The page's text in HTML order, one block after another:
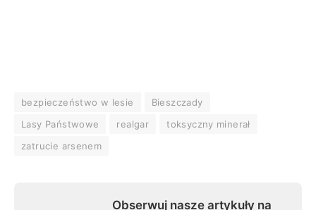
bezpieczeństwo w lesie
Bieszczady
Lasy Państwowe
realgar
toksyczny minerał
zatrucie arsenem
Obserwuj nasze artykuły na